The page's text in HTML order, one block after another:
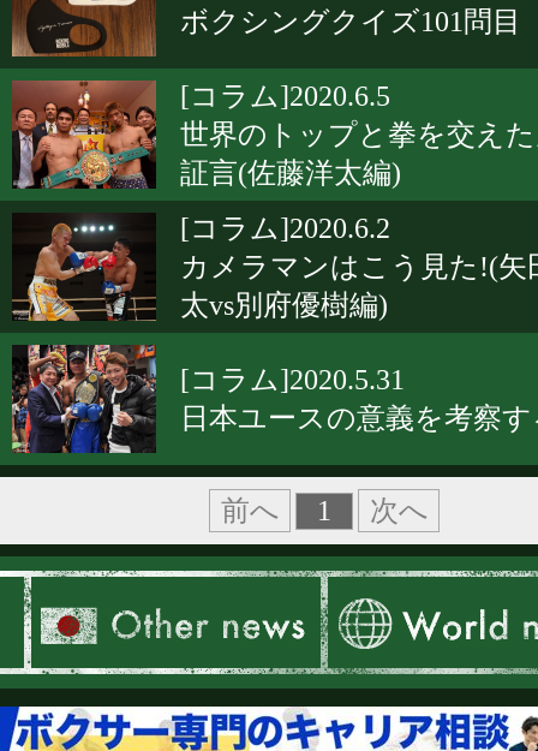
ボクシングクイズ101問目
[コラム]2020.6.5
世界のトップと拳を交え
証言(佐藤洋太編)
[コラム]2020.6.2
カメラマンはこう見た!(矢
太vs別府優樹編)
[コラム]2020.5.31
日本ユースの意義を考察
前へ 1 次へ